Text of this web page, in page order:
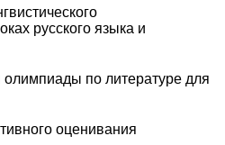
русского языка и
по литературе для
оценивания